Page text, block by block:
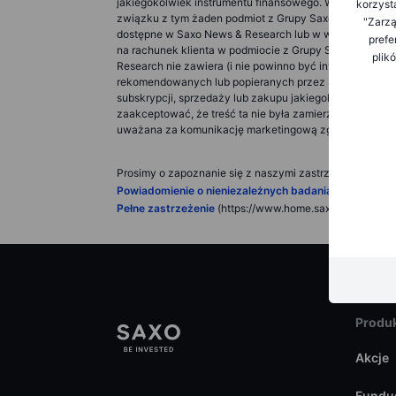
związku z tym żaden podmiot z Grupy Saxo Bank nie
dostępne w Saxo News & Research lub w wyniku
na rachunek klienta w podmiocie z Grupy Saxo Bank
Research nie zawiera (i nie powinno być
rekomendowanych lub popieranych przez Saxo Bank
subskrypcji, sprzedaży lub zakupu jakiegokolwiek
zaakceptować, że treść ta nie była zamierzona ani
uważana za komunikację marketingową zgodnie z
Prosimy o zapoznanie się z naszymi zastrzeżeniami:
Powiadomienie o nieniezależnych badaniach
Pełne zastrzeżenie (https://www.home.saxo/pl-pl/legal/
Akcje